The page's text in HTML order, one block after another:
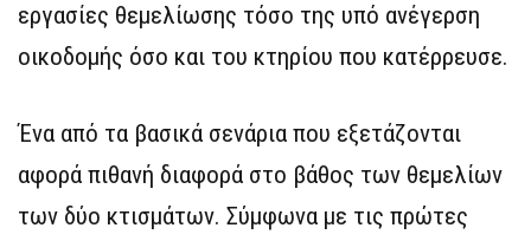
εργασίες θεμελίωσης τόσο της υπό ανέγερση
οικοδομής όσο και του κτηρίου που κατέρρευσε.
Ένα από τα βασικά σενάρια που εξετάζονται
αφορά πιθανή διαφορά στο βάθος των θεμελίων
των δύο κτισμάτων. Σύμφωνα με τις πρώτες